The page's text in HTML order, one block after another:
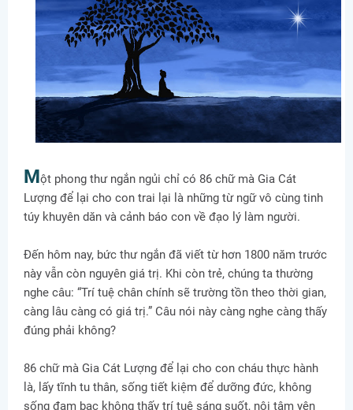
Một phong thư ngắn ngủi chỉ có 86 chữ mà Gia Cát
Lượng để lại cho con trai lại là những từ ngữ vô cùng tinh
túy khuyên dăn và cảnh báo con về đạo lý làm người.
Đến hôm nay, bức thư ngắn đã viết từ hơn 1800 năm trước
này vẫn còn nguyên giá trị. Khi còn trẻ, chúng ta thường
nghe câu: “Trí tuệ chân chính sẽ trường tồn theo thời gian,
càng lâu càng có giá trị.” Câu nói này càng nghe càng thấy
đúng phải không?
86 chữ mà Gia Cát Lượng để lại cho con cháu thực hành
là, lấy tĩnh tu thân, sống tiết kiệm để dưỡng đức, không
sống đạm bạc không thấy trí tuệ sáng suốt, nội tâm yên